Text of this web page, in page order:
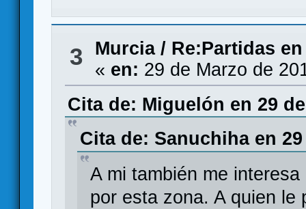
3 Murcia/ Re:Partidas
« en: 29 de Marzo de
Cita de: Miguelón en 29
Cita de: Sanuchiha en
A mi también me
por esta zona. A quien le